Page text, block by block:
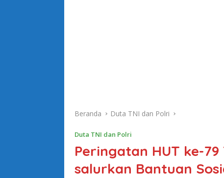
Beranda Duta TNI dan Polri
Duta TNI dan Polri
Peringatan HUT ke-
salurkan Bantuan